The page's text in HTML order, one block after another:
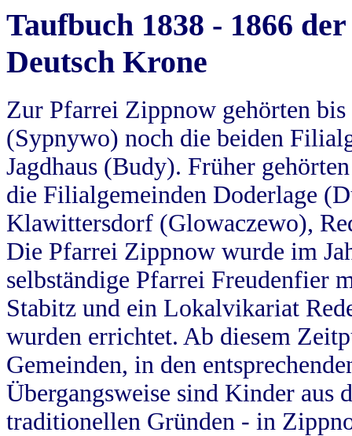
Taufbuch 1838 - 1866
Deutsch Krone
Zur Pfarrei Zippnow gehörten
(Sypnywo) noch die beiden
Jagdhaus (Budy). Früher
die Filialgemeinden Doderlage
Klawittersdorf (Glowaczewo),
Die Pfarrei Zippnow wurde im
selbständige Pfarrei Freudenfier
Stabitz und ein Lokalvikariat
wurden errichtet. Ab diesem
Gemeinden, in den
Übergangsweise sind Kinder aus
traditionellen Gründen - in